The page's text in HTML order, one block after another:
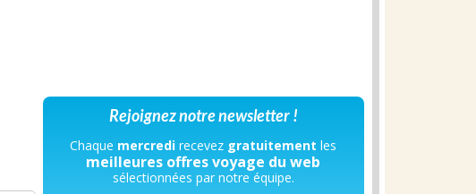
Rejoignez notre newsletter !
Chaque mercredi recevez gratuitement les
meilleures offres voyage du web
sélectionnées par notre équipe.